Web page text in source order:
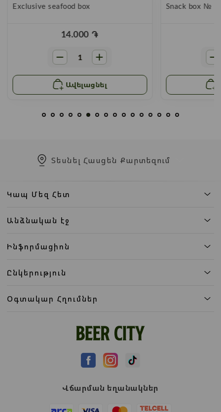
Exclusive seafood box
14.000 ֏
Ավելացնել
Snack box № 3
Տեսնել Հասցեն Քարտեզում
Կապ Մեզ Հետ
Անձնական էջ
Ինֆորմացիոն
Ընկերություն
Օգտակար Հղումներ
Վճարման եղանակներ